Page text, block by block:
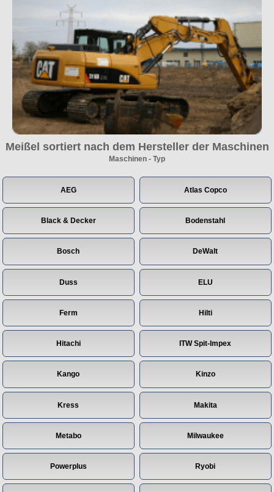
Meißel sortiert nach dem Hersteller der Maschinen
Maschinen - Typ
AEG Atlas Copco
Black & Decker Bodenstahl
Bosch DeWalt
Duss ELU
Ferm Hilti
Hitachi ITW Spit-Impex
Kango Kinzo
Kress Makita
Metabo Milwaukee
Powerplus Ryobi